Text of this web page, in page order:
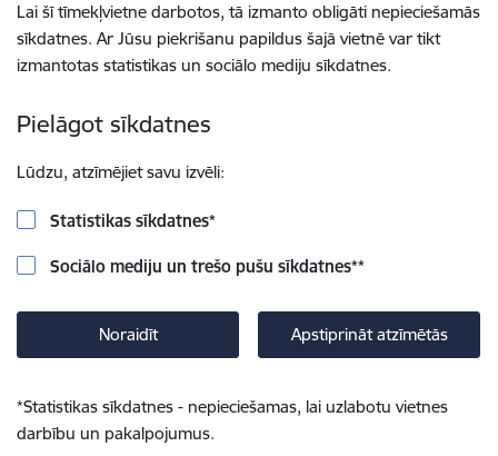
Lai šī tīmekļvietne darbotos, tā izmanto obligāti nepieciešamās
sīkdatnes. Ar Jūsu piekrišanu papildus šajā vietnē var tikt
izmantotas statistikas un sociālo mediju sīkdatnes.
Pielāgot sīkdatnes
Lūdzu, atzīmējiet savu izvēli:
Statistikas sīkdatnes*
Sociālo mediju un trešo pušu sīkdatnes**
Noraidīt Apstiprināt atzīmētās
*Statistikas sīkdatnes - nepieciešamas, lai uzlabotu vietnes
darbību un pakalpojumus.